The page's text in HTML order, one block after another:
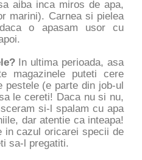
aiba inca miros de apa,
marini). Carnea si pielea
o apasam usor cu
In ultima perioada, asa
magazinele puteti cere
(e parte din job-ul
le cereti! Daca nu si nu,
si-l spalam cu apa
dar atentie ca inteapa!
in cazul oricarei specii de
sa-l pregatiti.